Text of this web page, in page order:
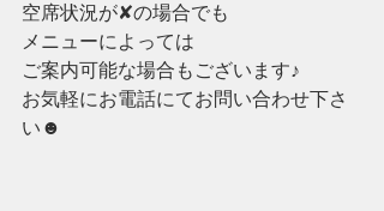
空席状況が✘の場合でも
メニューによっては
ご案内可能な場合もございます♪
お気軽にお電話にてお問い合わせ下さ
い☻